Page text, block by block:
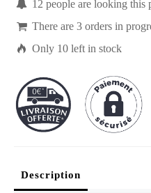
 12 people are looking this
 There are3 orders in
 Only 10 left in stock
Description